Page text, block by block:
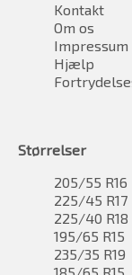
Kontakt
Om os
Impressum
Hjælp
Størrelser
205/55 R16
225/45 R17
225/40 R18
195/65 R15
235/35 R19